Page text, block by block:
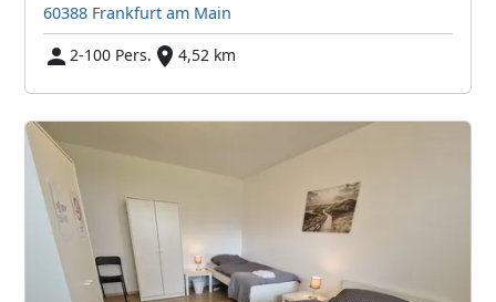
60388 Frankfurt am Main
2-100 Pers.
4,52 km